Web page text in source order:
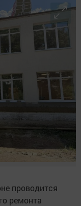
проводится
ремонта